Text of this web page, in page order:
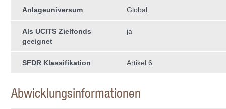
Anlageuniversum Global
Als UCITS Zielfonds
geeignet
ja
SFDR Klassifikation Artikel 6
Abwicklungsinformationen